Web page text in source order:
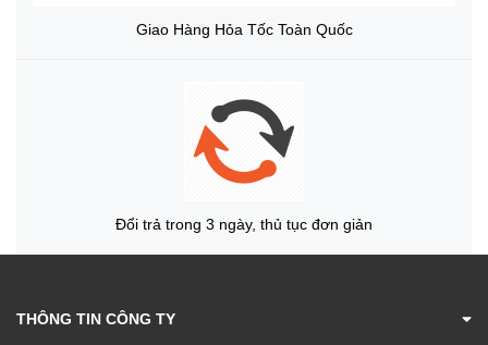
Giao Hàng Hỏa Tốc Toàn Quốc
Đổi trả trong 3 ngày, thủ tục đơn giản
THÔNG TIN CÔNG TY